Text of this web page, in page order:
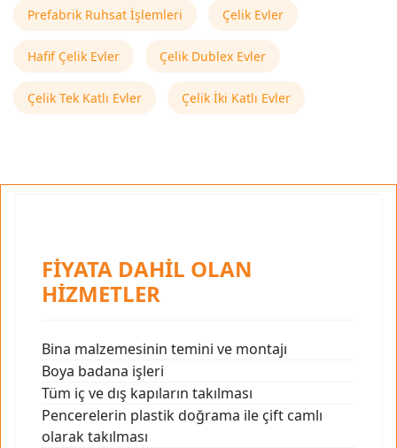
Prefabrik Ruhsat İşlemleri Çelik Evler
Hafif Çelik Evler Çelik Dublex Evler
Çelik Tek Katlı Evler Çelik İki Katlı Evler
FİYATA DAHİL OLAN
HİZMETLER
Bina malzemesinin temini ve montajı
Boya badana işleri
Tüm iç ve dış kapıların takılması
Pencerelerin plastik doğrama ile çift camlı
olarak takılması